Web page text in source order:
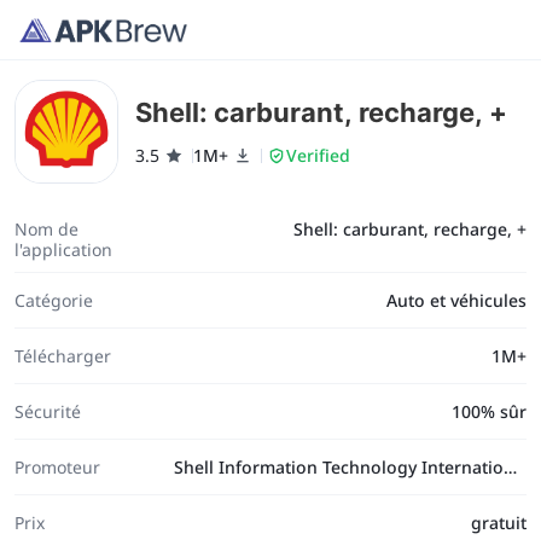
Shell: carburant, recharge, +
3.5 1M+ Verified
Nom de
l'application
Shell: carburant, recharge, +
Catégorie Auto et véhicules
Télécharger 1M+
Sécurité 100% sûr
Promoteur Shell Information Technology International B.V.
Prix gratuit